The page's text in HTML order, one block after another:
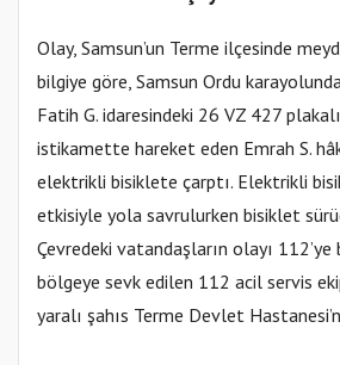
Olay, Samsun’un Terme ilçesinde
bilgiye göre, Samsun Ordu
Fatih G. idaresindeki 26 VZ 427
istikamette hareket eden Emrah S.
elektrikli bisiklete çarptı. Elektrikli
etkisiyle yola savrulurken bisiklet
Çevredeki vatandaşların olayı
bölgeye sevk edilen 112 acil servis
yaralı şahıs Terme Devlet